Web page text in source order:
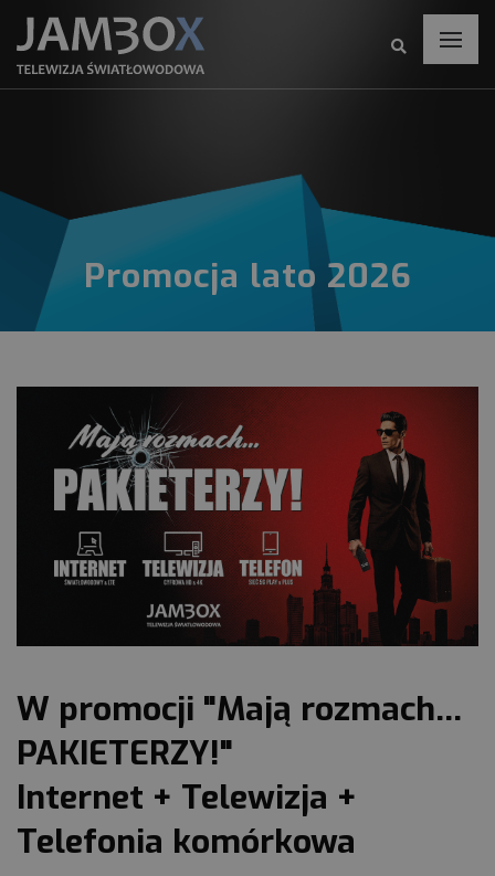
Promocja lato 2026
W promocji "Mają rozmach...
PAKIETERZY!"
Internet + Telewizja +
Telefonia komórkowa